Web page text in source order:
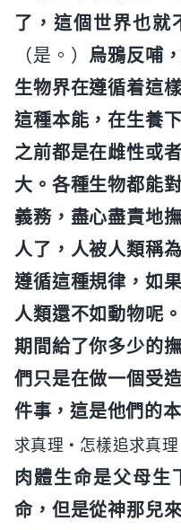
了，這個世界也就
（是。） 烏鴉反哺
生物界在遵循着這
這種本能，在生養
之前都是在雌性或
大。各種生物都能
義務，盡心盡責地
人了，人被人類稱
遵循這種規律，如
人類還不如動物呢
期間給了你多少的
們只是在做一個受
件事，這是他們的本
求真理・怎樣追求真理
肉體生命是父母生
命，但是從神那兒